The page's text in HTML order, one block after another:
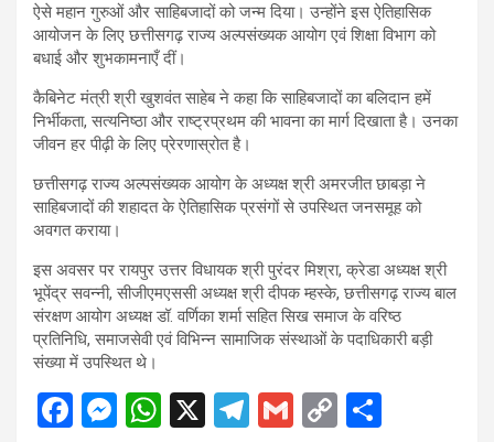
ऐसे महान गुरुओं और साहिबजादों को जन्म दिया। उन्होंने इस ऐतिहासिक
आयोजन के लिए छत्तीसगढ़ राज्य अल्पसंख्यक आयोग एवं शिक्षा विभाग को
बधाई और शुभकामनाएँ दीं।
कैबिनेट मंत्री श्री खुशवंत साहेब ने कहा कि साहिबजादों का बलिदान हमें
निर्भीकता, सत्यनिष्ठा और राष्ट्रप्रथम की भावना का मार्ग दिखाता है। उनका
जीवन हर पीढ़ी के लिए प्रेरणास्रोत है।
छत्तीसगढ़ राज्य अल्पसंख्यक आयोग के अध्यक्ष श्री अमरजीत छाबड़ा ने
साहिबजादों की शहादत के ऐतिहासिक प्रसंगों से उपस्थित जनसमूह को
अवगत कराया।
इस अवसर पर रायपुर उत्तर विधायक श्री पुरंदर मिश्रा, क्रेडा अध्यक्ष श्री
भूपेंद्र सवन्नी, सीजीएमएससी अध्यक्ष श्री दीपक म्हस्के, छत्तीसगढ़ राज्य बाल
संरक्षण आयोग अध्यक्ष डॉ. वर्णिका शर्मा सहित सिख समाज के वरिष्ठ
प्रतिनिधि, समाजसेवी एवं विभिन्न सामाजिक संस्थाओं के पदाधिकारी बड़ी
संख्या में उपस्थित थे।
F
M W X
T
G
C